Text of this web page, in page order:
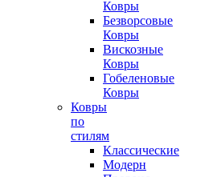
Ковры
Безворсовые
Ковры
Вискозные
Ковры
Гобеленовые
Ковры
Ковры
по
стилям
Классические
Модерн